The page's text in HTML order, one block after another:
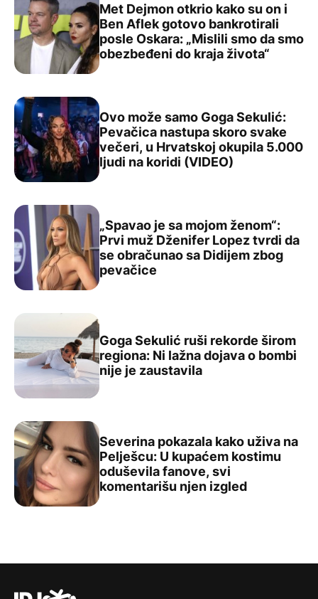
Met Dejmon otkrio kako su on i Ben Aflek gotovo
Met Dejmon otkrio kako su on i
Ben Aflek gotovo bankrotirali
posle Oskara: „Mislili smo da smo
obezbeđeni do kraja života“
Ovo može samo Goga Sekulić: Pevačica nastupa
Ovo može samo Goga Sekulić:
Pevačica nastupa skoro svake
večeri, u Hrvatskoj okupila 5.000
ljudi na koridi (VIDEO)
„Spavao je sa mojom ženom“: Prvi muž Dženifer
„Spavao je sa mojom ženom“:
Prvi muž Dženifer Lopez tvrdi da
se obračunao sa Didijem zbog
pevačice
Goga Sekulić ruši rekorde širom regiona: Ni lažna
Goga Sekulić ruši rekorde širom
regiona: Ni lažna dojava o bombi
nije je zaustavila
Severina pokazala kako uživa na Pelješcu: U
Severina pokazala kako uživa na
Pelješcu: U kupaćem kostimu
oduševila fanove, svi
komentarišu njen izgled